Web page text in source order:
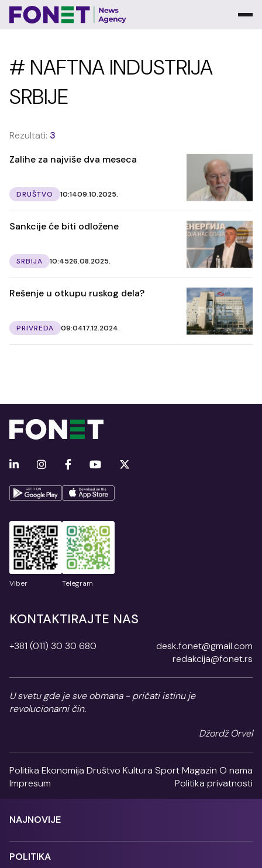
# NAFTNA INDUSTRIJA
SRBIJE
Rezultati: 3
Zalihe za najviše dva meseca
DRUŠTVO 10:1409.10.2025.
Sankcije će biti odložene
SRBIJA 10:4526.08.2025.
Rešenje u otkupu ruskog dela?
PRIVREDA 09:0417.12.2024.
Viber Telegram
KONTAKTIRAJTE NAS
+381 (011) 30 30 680
desk.fonet@gmail.com
redakcija@fonet.rs
U svetu gde je sve obmana - pričati istinu je
revolucionarni čin.
Džordž Orvel
Politika Ekonomija Društvo Kultura SportMagazin O nama
Impresum
Politika privatnosti
NAJNOVIJE
POLITIKA